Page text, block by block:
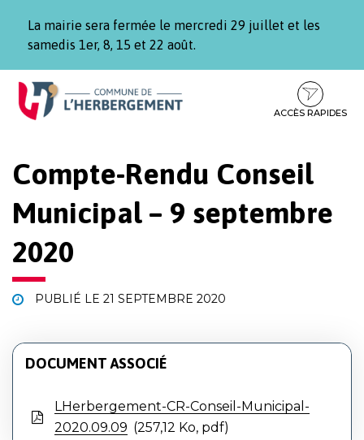
La mairie sera fermée le mercredi 29 juillet et les
samedis 1er, 8, 15 et 22 août.
Aller
Aller
contenu
Aller
pied
ACCÈS RAPIDES
Compte-Rendu Conseil
Municipal – 9 septembre
2020
PUBLIÉ LE 21 SEPTEMBRE 2020
DOCUMENT ASSOCIÉ
LHerbergement-CR-Conseil-Municipal-
2020.09.09
257,12 Ko, pdf